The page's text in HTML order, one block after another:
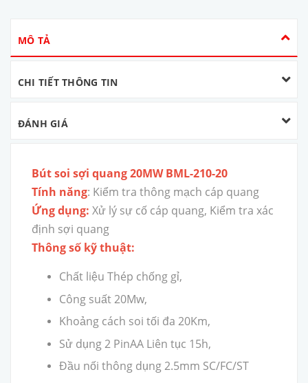
MÔ TẢ
CHI TIẾT THÔNG TIN
ĐÁNH GIÁ
Bút soi sợi quang 20MW BML-210-20
Tính năng: Kiểm tra thông mạch cáp quang
Ứng dụng: Xử lý sự cố cáp quang, Kiểm tra xác
định sợi quang
Thông số kỹ thuật:
Chất liệu Thép chống gỉ,
Công suất 20Mw,
Khoảng cách soi tối đa 20Km,
Sử dụng 2 PinAA Liên tục 15h,
Đầu nối thông dụng 2.5mm SC/FC/ST